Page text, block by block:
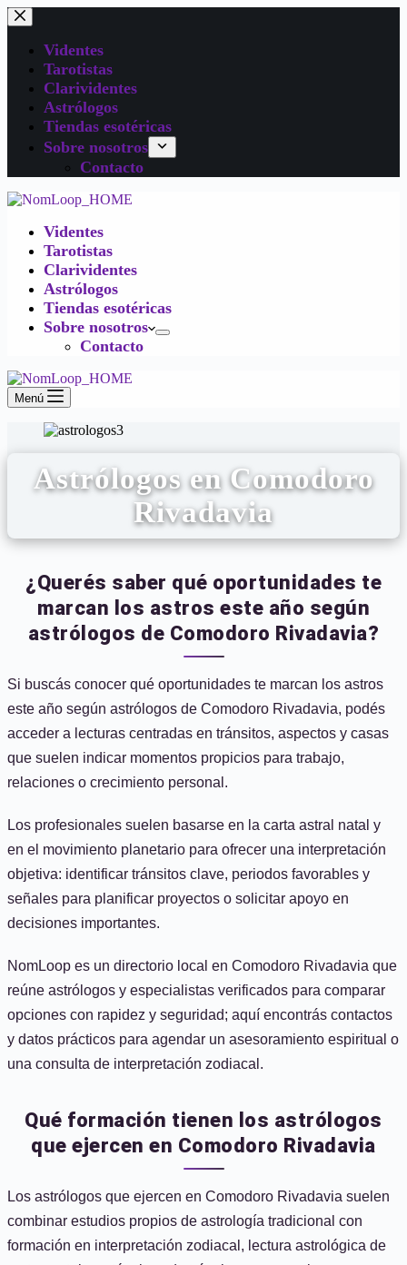
Videntes
Tarotistas
Clarividentes
Astrólogos
Tiendas esotéricas
Sobre nosotros
Contacto
Videntes
Tarotistas
Clarividentes
Astrólogos
Tiendas esotéricas
Sobre nosotros
Contacto
Menú
Astrólogos en Comodoro
Rivadavia
¿Querés saber qué oportunidades te
marcan los astros este año según
astrólogos de Comodoro Rivadavia?
Si buscás conocer qué oportunidades te marcan los astros
este año según astrólogos de Comodoro Rivadavia, podés
acceder a lecturas centradas en tránsitos, aspectos y casas
que suelen indicar momentos propicios para trabajo,
relaciones o crecimiento personal.
Los profesionales suelen basarse en la carta astral natal y
en el movimiento planetario para ofrecer una interpretación
objetiva: identificar tránsitos clave, periodos favorables y
señales para planificar proyectos o solicitar apoyo en
decisiones importantes.
NomLoop es un directorio local en Comodoro Rivadavia que
reúne astrólogos y especialistas verificados para comparar
opciones con rapidez y seguridad; aquí encontrás contactos
y datos prácticos para agendar un asesoramiento espiritual o
una consulta de interpretación zodiacal.
Qué formación tienen los astrólogos
que ejercen en Comodoro Rivadavia
Los astrólogos que ejercen en Comodoro Rivadavia suelen
combinar estudios propios de astrología tradicional con
formación en interpretación zodiacal, lectura astrológica de